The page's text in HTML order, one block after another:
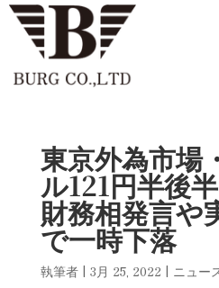
東京外為市場
ル121円半後
財務相発言や
で一時下落
執筆者 | 3月 25, 2022 | ニュー